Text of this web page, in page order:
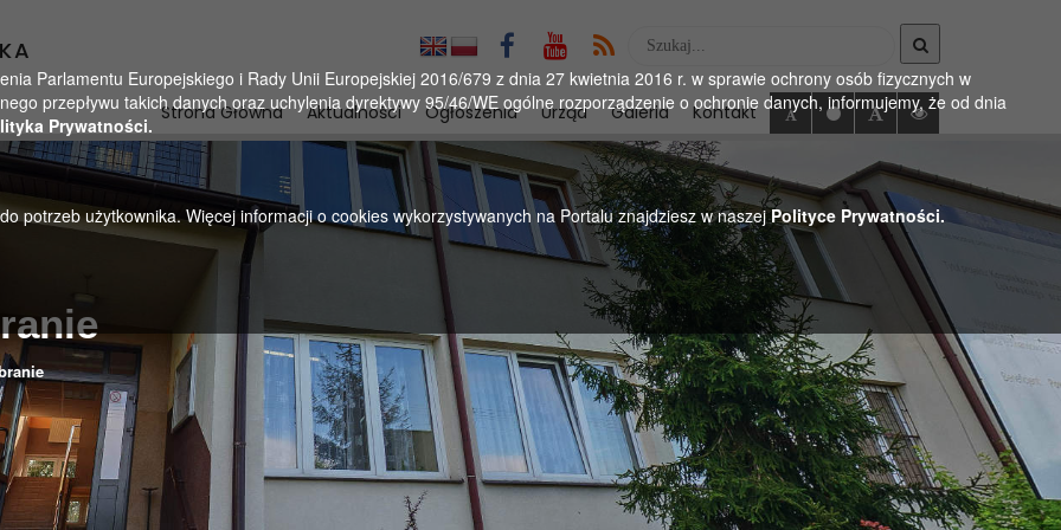
Parlamentu Europejskiego i Rady Unii Europejskiej 2016/679 z dnia 27 kwietnia 2016 r. w sprawie ochrony osób fizycznych w
przepływu takich danych oraz uchylenia dyrektywy 95/46/WE ogólne rozporządzenie o ochronie danych, informujemy, że od dnia
Prywatności.
potrzeb użytkownika. Więcej informacji o cookies wykorzystywanych na Portalu znajdziesz w naszejPolityce Prywatności.
Wyszukaj
serwise
Strona Główna
Aktualności Ogłoszenia Urząd Galeria Kontakt